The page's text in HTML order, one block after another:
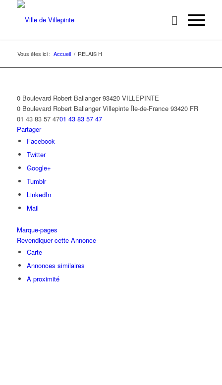
Vous êtes ici : Accueil / RELAIS H
0 Boulevard Robert Ballanger 93420 VILLEPINTE
0 Boulevard Robert Ballanger Villepinte Île-de-France 93420 FR
01 43 83 57 4701 43 83 57 47
Partager
Facebook
Twitter
Google+
Tumblr
LinkedIn
Mail
Marque-pages
Revendiquer cette Annonce
Carte
Annonces similaires
A proximité